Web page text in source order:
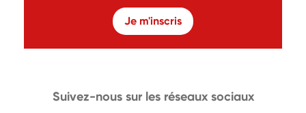
Je m'inscris
Suivez-nous sur les réseaux sociaux